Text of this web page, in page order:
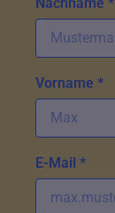
Vorname *
E-Mail *